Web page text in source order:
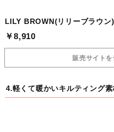
LILY BROWN(リリーブラウン
￥8,910
販売サイトを
4.軽くて暖かいキルティング